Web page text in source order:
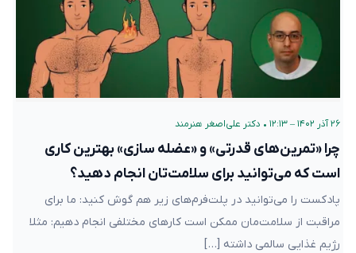
۲۶ آذر ۱۴۰۲ – ۱۲:۱۳ • دکتر علی‌اصغر هنرمند
چرا «تمرین‌های قدرتی» و «عضله سازی» بهترین کاری
است که می‌توانید برای سلامت‌تان انجام دهید؟
پادکست را می‌توانید در پلت‌فرم‌های زیر هم گوش کنید: ما برای
مراقبت از سلامت‌مان ممکن است کارهای مختلفی انجام دهیم: مثلا
رژیم غذایی سالمی داشته […]